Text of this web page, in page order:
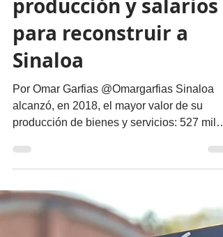
Urge un plan con
empresas, empleos,
producción y salarios
para reconstruir a
Sinaloa
Por Omar Garfias @Omargarfias Sinaloa
alcanzó, en 2018, el mayor valor de su
millones de pesos,...